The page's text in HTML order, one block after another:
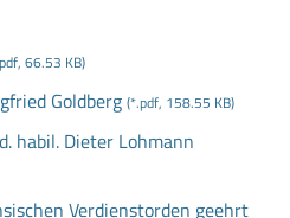
66.53 KB)
Goldberg (*.pdf, 158.55 KB)
. habil. Dieter Lohmann
Verdienstorden geehrt